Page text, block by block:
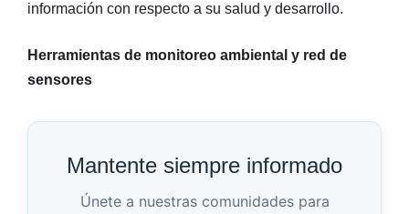
información con respecto a su salud y desarrollo.
Herramientas de monitoreo ambiental y red de
sensores
Mantente siempre informado
Únete a nuestras comunidades para